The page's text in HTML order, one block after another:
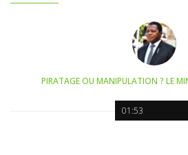
01:53
PIRATAGE OU MANIPULATION ? LE